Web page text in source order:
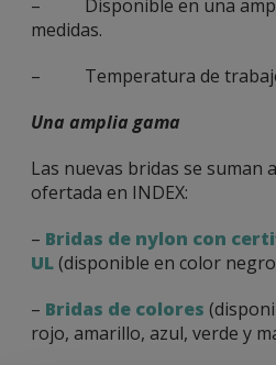
– Disponible en una
medidas.
– Temperatura de trabajo:
Una amplia gama
Las nuevas bridas se suman
ofertada en INDEX:
– Bridas de nylon con
UL(disponible en color
– Bridas de colores
rojo, amarillo, azul, verde y